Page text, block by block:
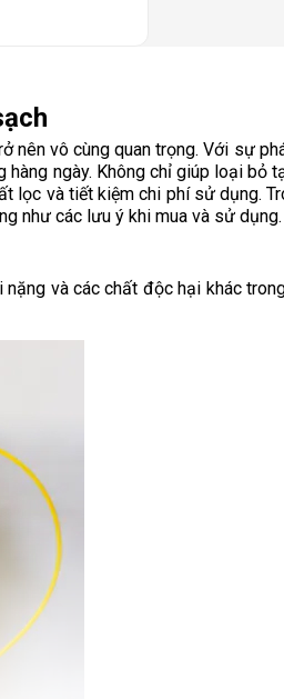
nên vô cùng quan trọng. Với sự
ngày. Không chỉ giúp loại bỏ
lọc và tiết kiệm chi phí sử dụng.
như các lưu ý khi mua và sử dụng.
và các chất độc hại khác